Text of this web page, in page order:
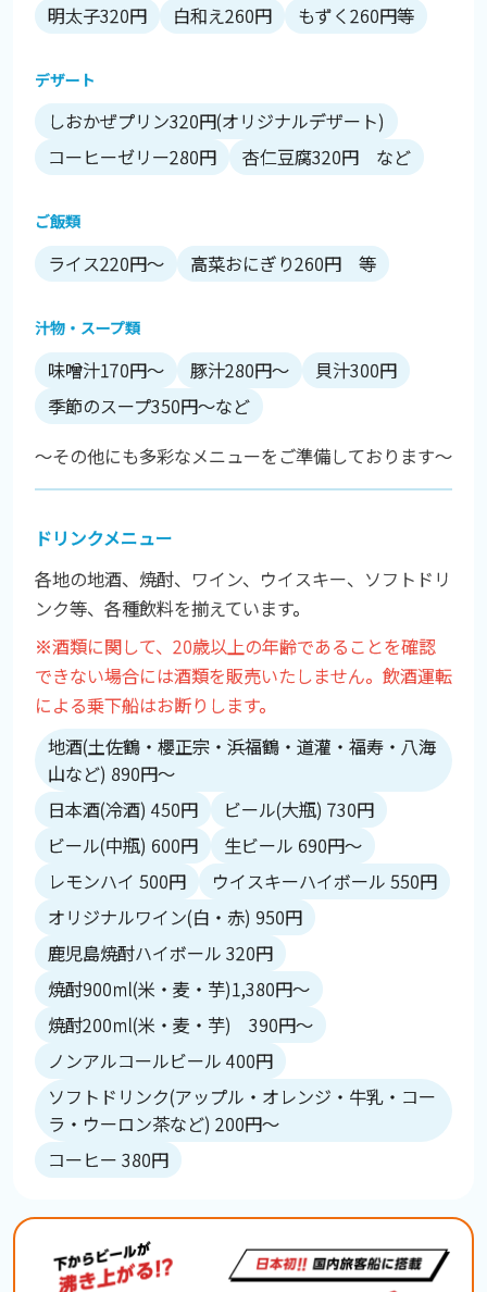
明太子320円 白和え260円 もずく260円等
デザート
しおかぜプリン320円(オリジナルデザート)
コーヒーゼリー280円
杏仁豆腐320円 など
ご飯類
ライス220円～ 高菜おにぎり260円 等
汁物・スープ類
味噌汁170円～ 豚汁280円～
貝汁300円
季節のスープ350円～など
～その他にも多彩なメニューをご準備しております～
ドリンクメニュー
各地の地酒、焼酎、ワイン、ウイスキー、ソフトドリ
ンク等、各種飲料を揃えています。
※酒類に関して、20歳以上の年齢であることを確認
できない場合には酒類を販売いたしません。飲酒運転
による乗下船はお断りします。
地酒(土佐鶴・櫻正宗・浜福鶴・道灌・福寿・八海
山など) 890円～
日本酒(冷酒) 450円
ビール(大瓶) 730円
ビール(中瓶) 600円
生ビール 690円～
レモンハイ 500円
ウイスキーハイボール 550円
オリジナルワイン(白・赤) 950円
鹿児島焼酎ハイボール 320円
焼酎900ml(米・麦・芋)1,380円～
焼酎200ml(米・麦・芋) 390円～
ノンアルコールビール 400円
ソフトドリンク(アップル・オレンジ・牛乳・コー
ラ・ウーロン茶など) 200円～
コーヒー 380円